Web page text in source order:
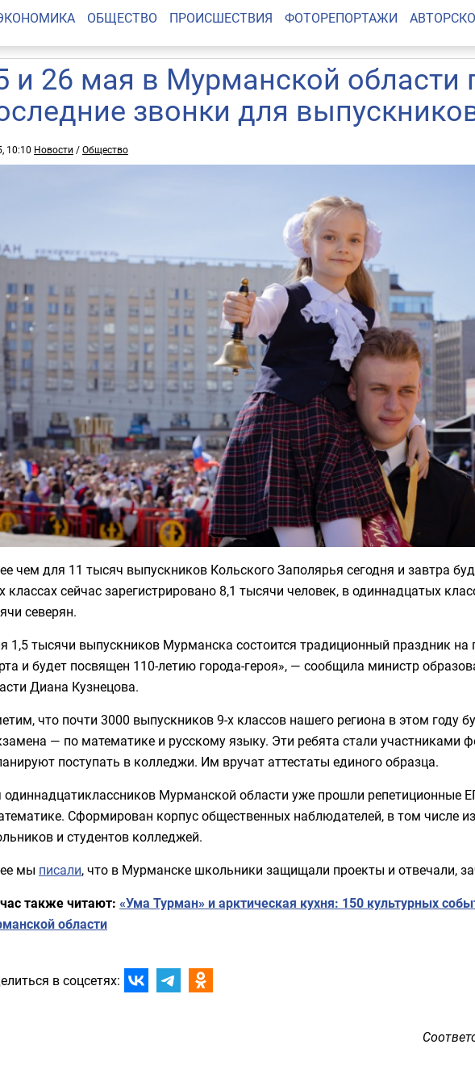
ОБЩЕСТВО ПРОИСШЕСТВИЯ ФОТОРЕПОРТАЖИ
и 26 мая в Мурманской области
звонки для
10:10 Новости /Общество
чем для 11 тысяч выпускников Кольского Заполярья сегодня и завтра
классах сейчас зарегистрировано 8,1 тысячи человек, в одиннадцатых
северян.
1,5 тысячи выпускников Мурманска состоится традиционный праздник
и будет посвящен 110-летию города-героя», — сообщила министр
Диана Кузнецова.
что почти 3000 выпускников 9-х классов нашего региона в этом году
— по математике и русскому языку. Эти ребята стали участниками
поступать в колледжи. Им вручат аттестаты единого образца.
Мурманской области уже прошли репетиционные
Сформирован корпус общественных наблюдателей, в том числе
и студентов колледжей.
мы писали, что в Мурманске школьники защищали проекты и отвечали,
также читают: «Ума Турман» и арктическая кухня: 150 культурных
области
в соцсетях: